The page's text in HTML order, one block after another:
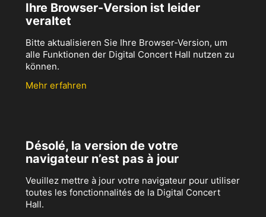
Ihre Browser-Version ist leider
veraltet
Bitte aktualisieren Sie Ihre Browser-Version, um
alle Funktionen der Digital Concert Hall nutzen zu
können.
Mehr erfahren
Désolé, la version de votre
navigateur n’est pas à jour
Veuillez mettre à jour votre navigateur pour utiliser
toutes les fonctionnalités de la Digital Concert
Hall.